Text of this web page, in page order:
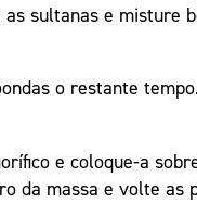
as sultanas e misture
o restante
e coloque-a
da massa e volte